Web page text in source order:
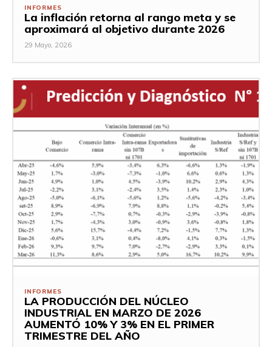
INFORMES
La inflación retorna al rango meta y se
aproximará al objetivo durante 2026
29 Mayo, 2026
INFORMES
LA PRODUCCIÓN DEL NÚCLEO
INDUSTRIAL EN MARZO DE 2026
AUMENTÓ 10% Y 3% EN EL PRIMER
TRIMESTRE DEL AÑO